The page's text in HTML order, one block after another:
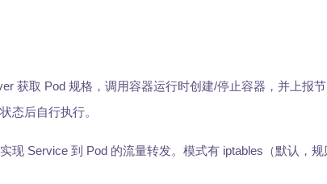
获取 Pod 规格，调用容器运行时创建/停止容器，并上报
态后自行执行。
现 Service 到 Pod 的流量转发。模式有 iptables（默认，